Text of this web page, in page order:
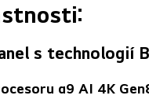
s technologií
α9 AI 4K